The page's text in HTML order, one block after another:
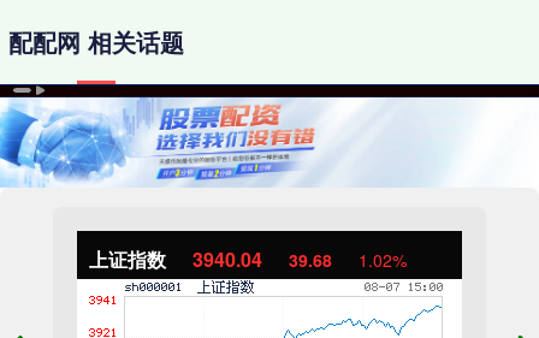
上证指数 3940.04 39.68 1.02%
配配网 相关话题